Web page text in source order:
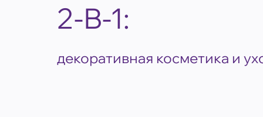
2-В-1:
декоративная косметика и